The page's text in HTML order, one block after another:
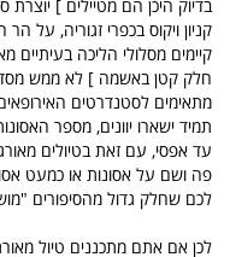
בדיוק היכן הם מטיילים ] יוצרת
קניון ויקוס בכפרי זגוריה, על
קיימים מסלולי הליכה בעיתיים
חלק קטן באשמה ] לא ממש
מתאימים לסטנדרטים האירופאים,
תמיד ישארו יוונים, מספר
עד אפסי, עם זאת בטיולים
פה ושם על אסונות או כמעט
לכם שחלק גדול מהסיפורים
לכן אם אתם מתכננים טיול